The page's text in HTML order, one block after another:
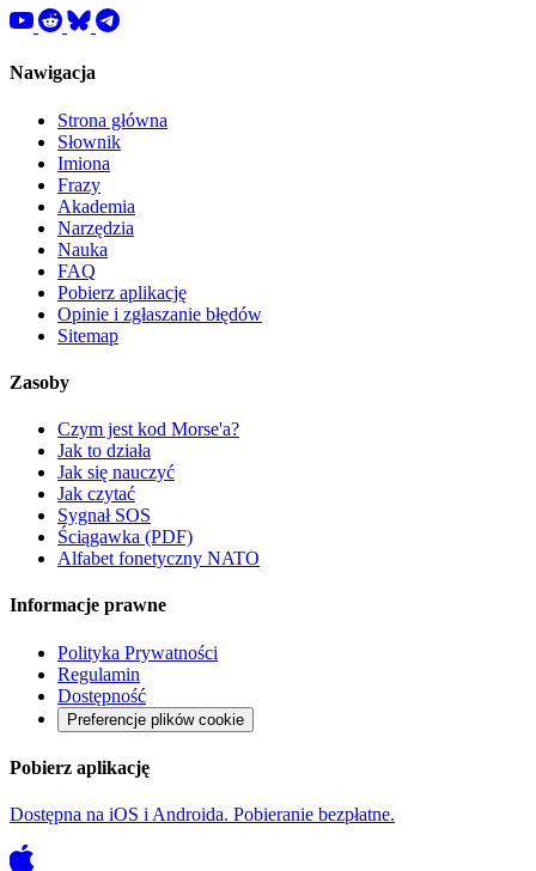
Nawigacja
Strona główna
Słownik
Imiona
Frazy
Akademia
Narzędzia
Nauka
FAQ
Pobierz aplikację
Opinie i zgłaszanie błędów
Sitemap
Zasoby
Czym jest kod Morse'a?
Jak to działa
Jak się nauczyć
Jak czytać
Sygnał SOS
Ściągawka (PDF)
Alfabet fonetyczny NATO
Informacje prawne
Polityka Prywatności
Regulamin
Dostępność
Preferencje plików cookie
Pobierz aplikację
Dostępna na iOS i Androida. Pobieranie bezpłatne.